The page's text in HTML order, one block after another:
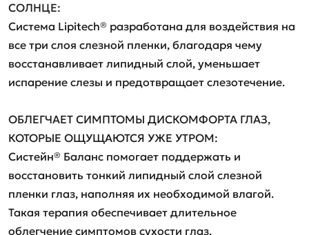
СОЛНЦЕ:
Система Lipitech® разработана для воздействия на
все три слоя слезной пленки, благодаря чему
восстанавливает липидный слой, уменьшает
испарение слезы и предотвращает слезотечение.
ОБЛЕГЧАЕТ СИМПТОМЫ ДИСКОМФОРТА ГЛАЗ,
КОТОРЫЕ ОЩУЩАЮТСЯ УЖЕ УТРОМ:
Систейн® Баланс помогает поддержать и
восстановить тонкий липидный слой слезной
пленки глаз, наполняя их необходимой влагой.
Такая терапия обеспечивает длительное
облегчение симптомов сухости глаз.